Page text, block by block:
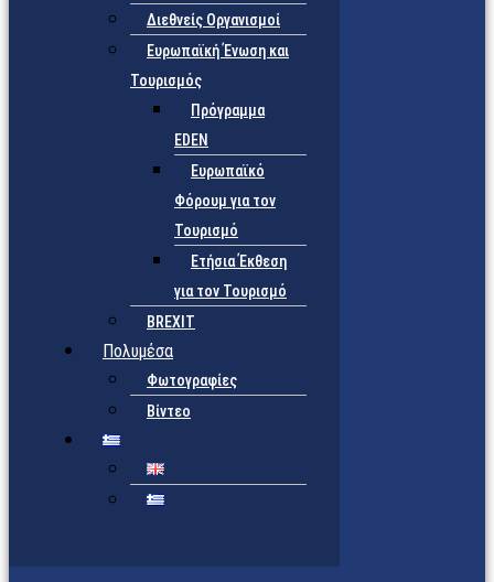
Διεθνείς Οργανισμοί
Ευρωπαϊκή Ένωση και
Τουρισμός
Πρόγραμμα
EDEN
Ευρωπαϊκό
Φόρουμ για τον
Τουρισμό
Ετήσια Έκθεση
για τον Τουρισμό
BREXIT
Πολυμέσα
Φωτογραφίες
Βίντεο